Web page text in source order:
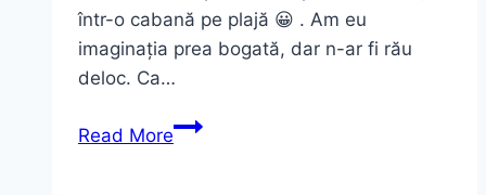
într-o cabană pe plajă 😀 . Am eu
imaginația prea bogată, dar n-ar fi rău
deloc. Ca…
Read MoreClipe